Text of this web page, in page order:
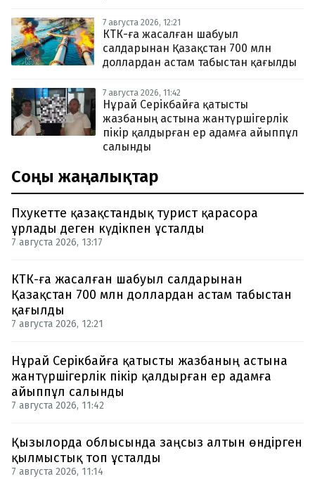
7 августа 2026, 12:21
КТК-ға жасалған шабуыл
салдарынан Қазақстан 700 млн
доллардан астам табыстан қағылды
7 августа 2026, 11:42
Нұрай Серікбайға қатысты
жазбаның астына жантүршігерлік
пікір қалдырған ер адамға айыппұл
салынды
Соңғы жаңалықтар
Пхукетте қазақстандық турист қарасора
ұрлады деген күдікпен ұсталды
7 августа 2026, 13:17
КТК-ға жасалған шабуыл салдарынан
Қазақстан 700 млн доллардан астам табыстан
қағылды
7 августа 2026, 12:21
Нұрай Серікбайға қатысты жазбаның астына
жантүршігерлік пікір қалдырған ер адамға
айыппұл салынды
7 августа 2026, 11:42
Қызылорда облысында заңсыз алтын өндірген
қылмыстық топ ұсталды
7 августа 2026, 11:14